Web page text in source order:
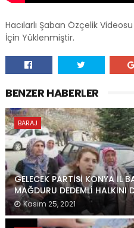
Hacılarlı Şaban Özçelik
İçin Yüklenmiştir.
BENZER HABERLER
BARAJ
GELECEK PARTİSİ KONYA İL
MAĞDURU DEDEMLİ HALKINI
Kasım 25, 2021